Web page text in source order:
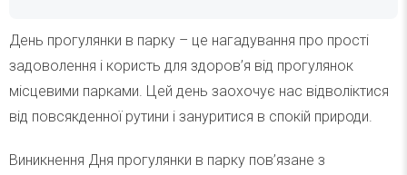
День прогулянки в парку – це нагадування про прості
задоволення і користь для здоров’я від прогулянок
місцевими парками. Цей день заохочує нас відволіктися
від повсякденної рутини і зануритися в спокій природи.
Виникнення Дня прогулянки в парку пов’язане з